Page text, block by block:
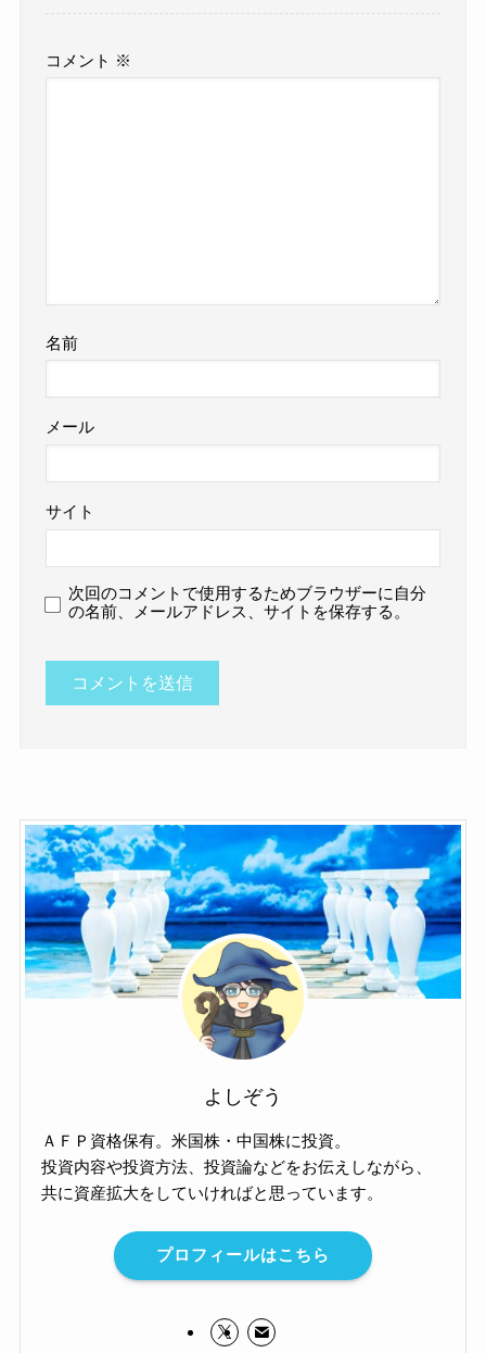
コメント ※
名前
メール
サイト
次回のコメントで使用するためブラウザーに自分
の名前、メールアドレス、サイトを保存する。
よしぞう
ＡＦＰ資格保有。米国株・中国株に投資。
投資内容や投資方法、投資論などをお伝えしながら、
共に資産拡大をしていければと思っています。
プロフィールはこちら